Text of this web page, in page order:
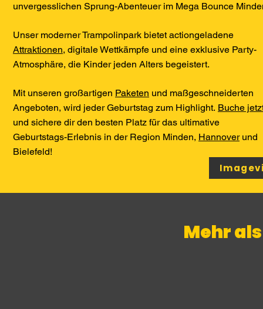
unvergesslichen Sprung-Abenteuer im Mega Bounce
Unser moderner Trampolinpark bietet actiongeladene
Attraktionen, digitale Wettkämpfe und eine exklusive Party-
Atmosphäre, die Kinder jeden Alters begeistert.
Mit unseren großartigen Paketen und maßgeschneiderten
Angeboten, wird jeder Geburtstag zum Highlight. Buche
und sichere dir den besten Platz für das ultimative
Geburtstags-Erlebnis in der Region Minden, Hannoverund
Bielefeld!
Mehr